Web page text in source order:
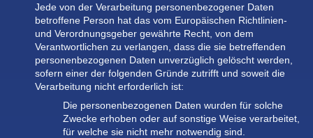
Jede von der Verarbeitung personenbezogener Daten
betroffene Person hat das vom Europäischen Richtlinien-
und Verordnungsgeber gewährte Recht, von dem
Verantwortlichen zu verlangen, dass die sie betreffenden
personenbezogenen Daten unverzüglich gelöscht werden,
sofern einer der folgenden Gründe zutrifft und soweit die
Verarbeitung nicht erforderlich ist:
Die personenbezogenen Daten wurden für solche
Zwecke erhoben oder auf sonstige Weise verarbeitet,
für welche sie nicht mehr notwendig sind.